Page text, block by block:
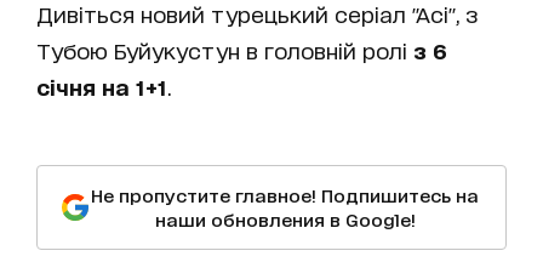
Дивіться новий турецький серіал "Асі", з
Тубою Буйукустун в головній ролі з 6
січня на 1+1
Не пропустите главное! Подпишитесь на
наши обновления в Google!